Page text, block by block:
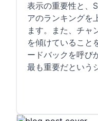
表示の重要性と、
アのランキングを
ます。また、チャ
を傾けていること
ードバックを呼び
最も重要だという